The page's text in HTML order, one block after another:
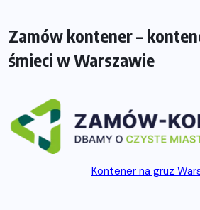
Zamów kontener –
śmieci w Warszawie
Kontener na gruz